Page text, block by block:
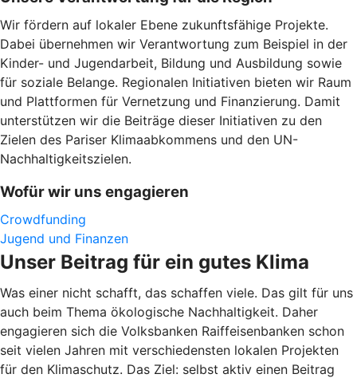
Wir fördern auf lokaler Ebene zukunftsfähige Projekte.
Dabei übernehmen wir Verantwortung zum Beispiel in der
Kinder- und Jugendarbeit, Bildung und Ausbildung sowie
für soziale Belange. Regionalen Initiativen bieten wir Raum
und Plattformen für Vernetzung und Finanzierung. Damit
unterstützen wir die Beiträge dieser Initiativen zu den
Zielen des Pariser Klimaabkommens und den UN-
Nachhaltigkeitszielen.
Wofür wir uns engagieren
Crowdfunding
Jugend und Finanzen
Unser Beitrag für ein gutes Klima
Was einer nicht schafft, das schaffen viele. Das gilt für uns
auch beim Thema ökologische Nachhaltigkeit. Daher
engagieren sich die Volksbanken Raiffeisenbanken schon
seit vielen Jahren mit verschiedensten lokalen Projekten
für den Klimaschutz. Das Ziel: selbst aktiv einen Beitrag